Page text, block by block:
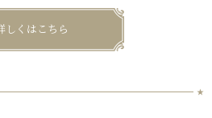
しくはこちら